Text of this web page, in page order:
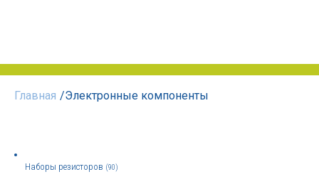
Главная /Электронные компоненты
Наборы резисторов (90)